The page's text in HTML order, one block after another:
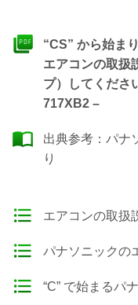
“CS” から始ま
エアコンの取扱
プ）してくだ
717XB2 –
出典参考： パナ
り
エアコンの取扱
パナソニックの
“C” で始まるパ